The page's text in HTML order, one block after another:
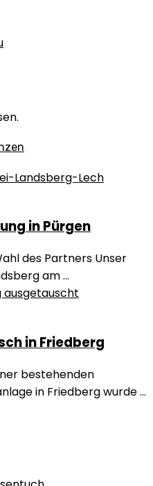
in Pürgen
des Partners Unser
am ...
in Friedberg
bestehenden
in Friedberg wurde ...